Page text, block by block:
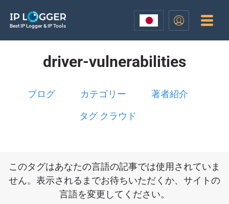
Best IP Logger & IP Tools
driver-vulnerabilities
ブログ カテゴリー 著者紹介
タグ クラウド